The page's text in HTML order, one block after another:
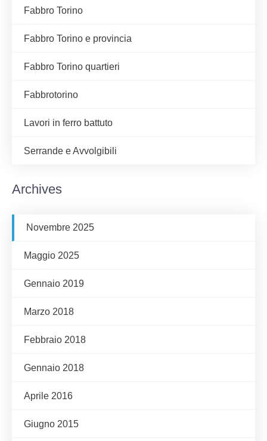
Fabbro Torino
Fabbro Torino e provincia
Fabbro Torino quartieri
Fabbrotorino
Lavori in ferro battuto
Serrande e Avvolgibili
Archives
Novembre 2025
Maggio 2025
Gennaio 2019
Marzo 2018
Febbraio 2018
Gennaio 2018
Aprile 2016
Giugno 2015